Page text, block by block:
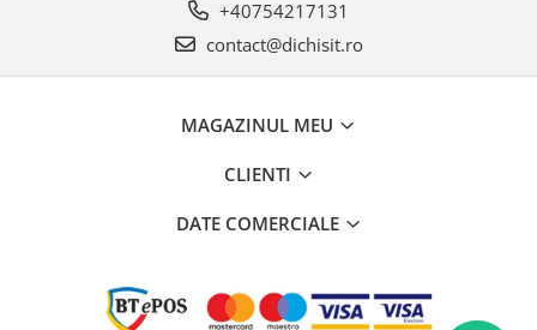
+40754217131
contact@dichisit.ro
MAGAZINUL MEU
CLIENTI
DATE COMERCIALE